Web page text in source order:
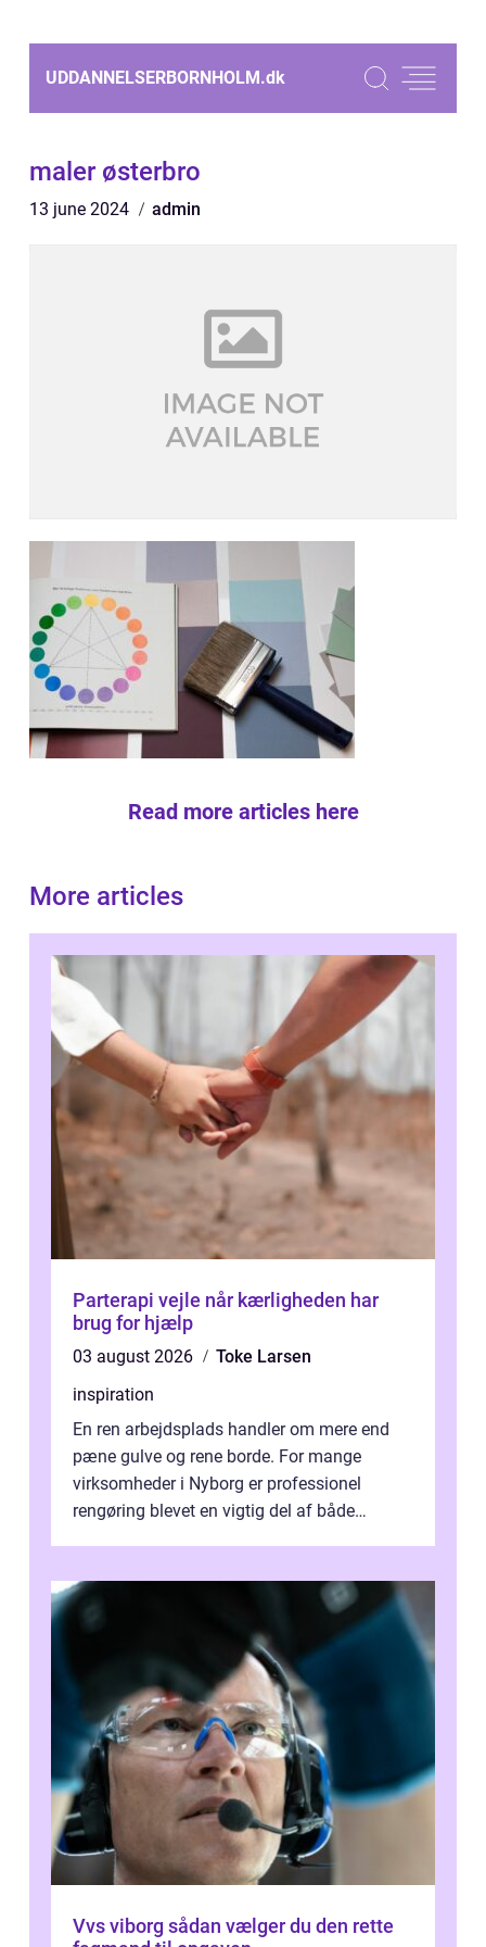
UDDANNELSERBORNHOLM.dk
maler østerbro
13 june 2024 admin
Read more articles here
More articles
Parterapi vejle når kærligheden har
brug for hjælp
03 august 2026
Toke Larsen
inspiration
En ren arbejdsplads handler om mere end
pæne gulve og rene borde. For mange
virksomheder i Nyborg er professionel
rengøring blevet en vigtig del af både
Vvs viborg sådan vælger du den rette